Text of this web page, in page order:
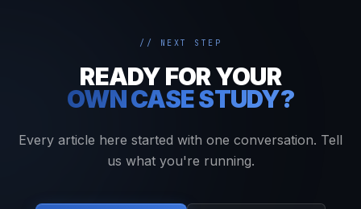
// NEXT STEP
READY FOR YOUR
OWN CASE STUDY?
Every article here started with one conversation. Tell
us what you're running.